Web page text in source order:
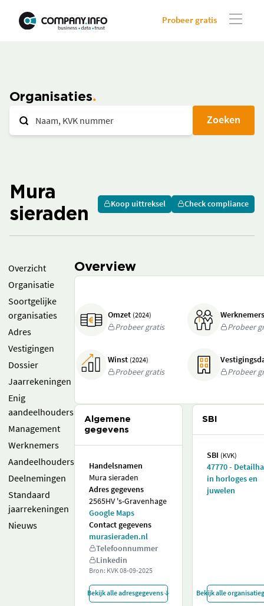
Probeer gratis
Organisaties
Zoeken
Mura
sieraden
Koop uittreksel Check compliance
Overzicht
Organisatie
Soortgelijke
organisaties
Adres
Vestigingen
Dossier
Jaarrekeningen
Enig
aandeelhouders
Management
Werknemers
Aandeelhouders
Deelnemingen
Standaard
jaarrekeningen
Nieuws
Overview
Omzet (2024)
Probeer gratis
Probeer
Winst (2024)
Probeer gratis
Probeer
Algemene
gegevens
Handelsnamen
Mura sieraden
Adres gegevens
2565HV 's-Gravenhage
Google Maps
Contact gegevens
murasieraden.nl
Telefoonnummer
Linkedin
Bron: KVK08-09-2025
Bekijk alle adresgegevens
SBI
SBI (KVK)
47770 -
in horloges en
juwelen
Bekijk alle